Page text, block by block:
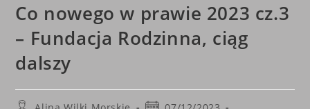
Co nowego w prawie 2023 cz.3
– Fundacja Rodzinna, ciąg
dalszy
Post
Post